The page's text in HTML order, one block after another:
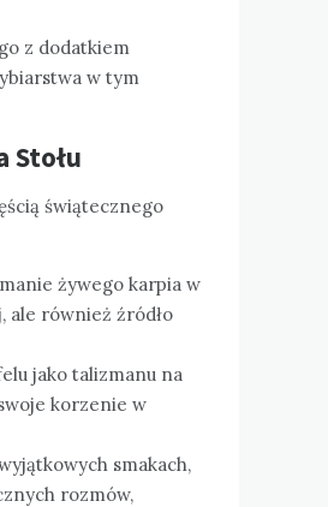
z dodatkiem
w tym
Stołu
świątecznego
żywego karpia w
ale również źródło
jako talizmanu na
korzenie w
smakach,
rozmów,